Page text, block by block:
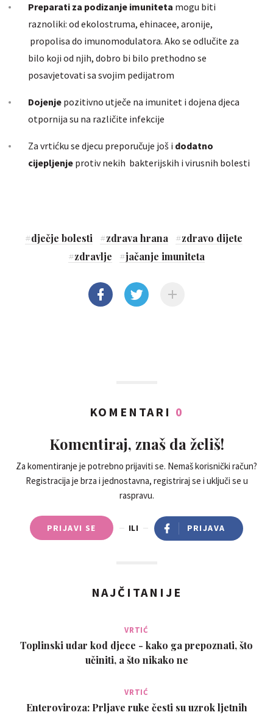
Preparati za podizanje imuniteta mogu biti
raznoliki: od ekolostruma, ehinacee, aronije,
propolisa do imunomodulatora. Ako se odlučite za
bilo koji od njih, dobro bi bilo prethodno se
posavjetovati sa svojim pedijatrom
Dojenje pozitivno utječe na imunitet i dojena djeca
otpornija su na različite infekcije
Za vrtićku se djecu preporučuje još i dodatno
cijepljenje protiv nekih bakterijskih i virusnih bolesti
#dječje bolesti #zdrava hrana #zdravo dijete
#zdravlje #jačanje imuniteta
KOMENTARI 0
Komentiraj, znaš da želiš!
Za komentiranje je potrebno prijaviti se. Nemaš korisnički račun?
Registracija je brza i jednostavna, registriraj se i uključi se u
raspravu.
PRIJAVI SE ILI PRIJAVA
NAJČITANIJE
VRTIĆ
Toplinski udar kod djece - kako ga prepoznati, što
učiniti, a što nikako ne
VRTIĆ
Enteroviroza: Prljave ruke česti su uzrok ljetnih